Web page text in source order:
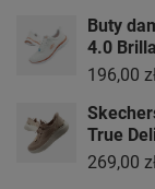
Buty
4.0
196,00
True
269,00